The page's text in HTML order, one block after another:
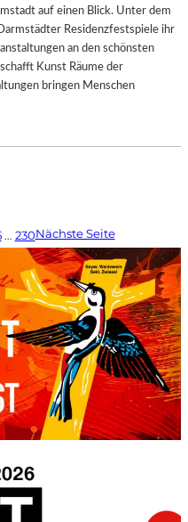
auf einen Blick. Unter dem
Residenzfestspiele ihr
an den schönsten
Kunst Räume der
bringen Menschen
… 230Nächste Seite